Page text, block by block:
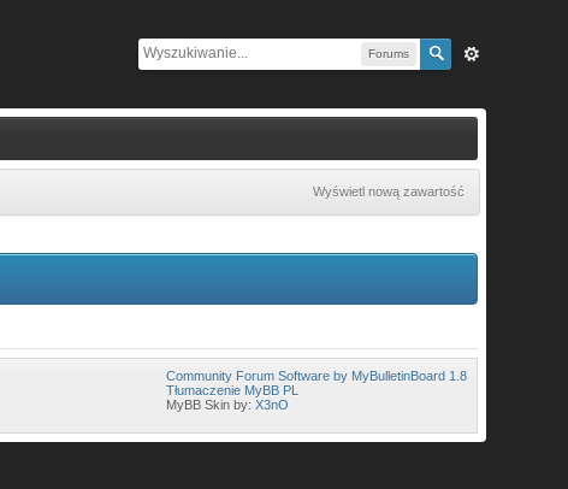
Forums
Wyświetl nową zawartość
Community Forum Software by MyBulletinBoard 1.8
Tłumaczenie MyBB PL
MyBB Skin by:X3nO